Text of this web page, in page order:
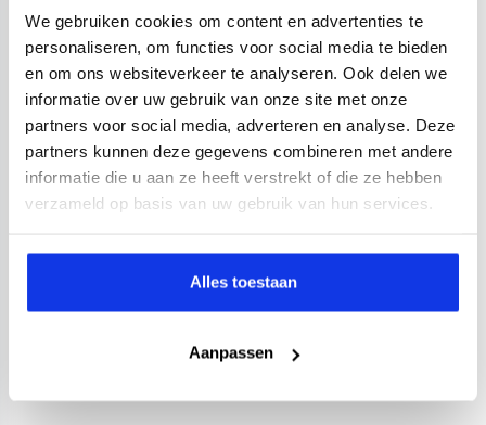
We gebruiken cookies om content en advertenties te
personaliseren, om functies voor social media te bieden
en om ons websiteverkeer te analyseren. Ook delen we
informatie over uw gebruik van onze site met onze
partners voor social media, adverteren en analyse. Deze
partners kunnen deze gegevens combineren met andere
informatie die u aan ze heeft verstrekt of die ze hebben
verzameld op basis van uw gebruik van hun services.
Alles toestaan
Aanpassen